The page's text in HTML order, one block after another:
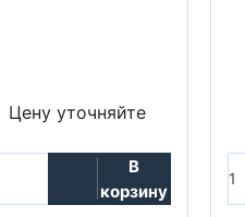
Цену уточняйте
В
корзину